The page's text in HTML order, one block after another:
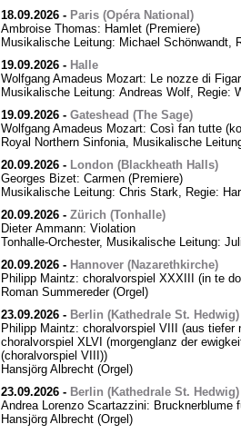
18.09.2026- Paris (Opéra National)
Ambroise Thomas: Hamlet (Premiere)
Musikalische Leitung: Michael Schönwandt,
19.09.2026- Halle
Wolfgang Amadeus Mozart: Le nozze di
Musikalische Leitung: Andreas Wolf, Regie:
19.09.2026- Gateshead (The Sage)
Wolfgang Amadeus Mozart: Così fan tutte
Royal Northern Sinfonia, Musikalische
20.09.2026- London (Blackheath Halls)
Georges Bizet: Carmen (Premiere)
Musikalische Leitung: Chris Stark, Regie:
20.09.2026- Zürich (Tonhalle)
Dieter Ammann: Violation
Tonhalle-Orchester, Musikalische Leitung:
20.09.2026- Hannover (Nazarethkirche)
Philipp Maintz: choralvorspiel XXXIII (in te
Roman Summereder (Orgel)
23.09.2026- Berlin (Kathedrale St. Hedwig)
Philipp Maintz: choralvorspiel VIII (aus
choralvorspiel XLVI (morgenglanz der
(choralvorspiel VIII))
Hansjörg Albrecht (Orgel)
23.09.2026- Berlin (Kathedrale St. Hedwig)
Andrea Lorenzo Scartazzini: Brucknerblume
Hansjörg Albrecht (Orgel)